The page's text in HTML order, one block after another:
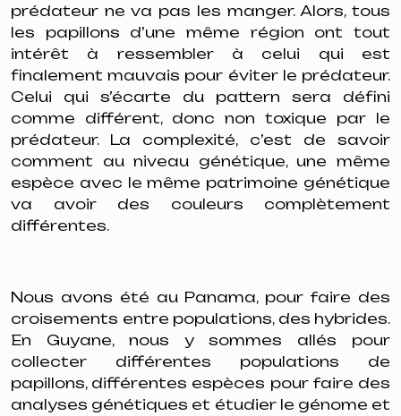
prédateur ne va pas les manger. Alors, tous
les papillons d’une même région ont tout
intérêt à ressembler à celui qui est
finalement mauvais pour éviter le prédateur.
Celui qui s’écarte du pattern sera défini
comme différent, donc non toxique par le
prédateur. La complexité, c’est de savoir
comment au niveau génétique, une même
espèce avec le même patrimoine génétique
va avoir des couleurs complètement
différentes.
Nous avons été au Panama, pour faire des
croisements entre populations, des hybrides.
En Guyane, nous y sommes allés pour
collecter différentes populations de
papillons, différentes espèces pour faire des
analyses génétiques et étudier le génome et